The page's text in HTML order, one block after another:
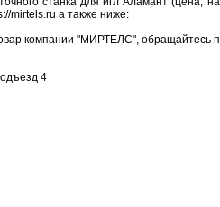
mirtels.ru а также ниже:
компании "МИРТЕЛС", обращайтесь
4